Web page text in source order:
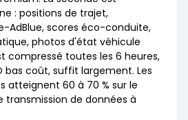
: positions de trajet,
AdBlue, scores éco-conduite,
photos d'état véhicule
compressé toutes les 6 heures,
bas coût, suffit largement. Les
atteignent 60 à 70 % sur le
transmission de données à